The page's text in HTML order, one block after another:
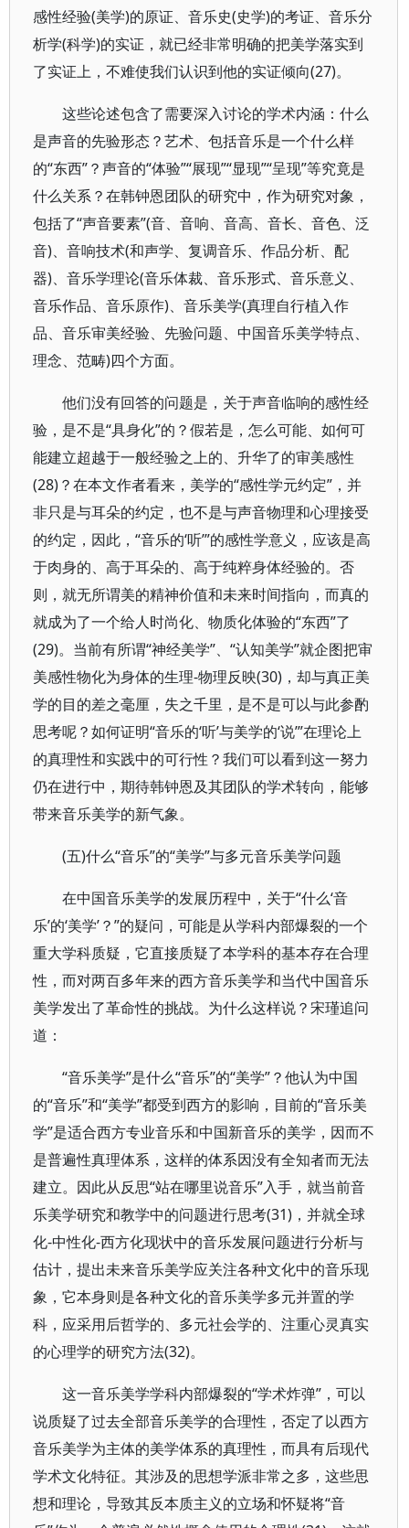
感性经验(美学)的原证、音乐史(史学)的考证、音乐分
析学(科学)的实证，就已经非常明确的把美学落实到
了实证上，不难使我们认识到他的实证倾向(27)。
这些论述包含了需要深入讨论的学术内涵：什么
是声音的先验形态？艺术、包括音乐是一个什么样
的“东西”？声音的“体验”“展现”“显现”“呈现”等究竟是
什么关系？在韩钟恩团队的研究中，作为研究对象，
包括了“声音要素”(音、音响、音高、音长、音色、泛
音)、音响技术(和声学、复调音乐、作品分析、配
器)、音乐学理论(音乐体裁、音乐形式、音乐意义、
音乐作品、音乐原作)、音乐美学(真理自行植入作
品、音乐审美经验、先验问题、中国音乐美学特点、
理念、范畴)四个方面。
他们没有回答的问题是，关于声音临响的感性经
验，是不是“具身化”的？假若是，怎么可能、如何可
能建立超越于一般经验之上的、升华了的审美感性
(28)？在本文作者看来，美学的“感性学元约定”，并
非只是与耳朵的约定，也不是与声音物理和心理接受
的约定，因此，“音乐的‘听’”的感性学意义，应该是高
于肉身的、高于耳朵的、高于纯粹身体经验的。否
则，就无所谓美的精神价值和未来时间指向，而真的
就成为了一个给人时尚化、物质化体验的“东西”了
(29)。当前有所谓“神经美学”、“认知美学”就企图把审
美感性物化为身体的生理-物理反映(30)，却与真正美
学的目的差之毫厘，失之千里，是不是可以与此参酌
思考呢？如何证明“音乐的‘听’与美学的‘说’”在理论上
的真理性和实践中的可行性？我们可以看到这一努力
仍在进行中，期待韩钟恩及其团队的学术转向，能够
带来音乐美学的新气象。
(五)什么“音乐”的“美学”与多元音乐美学问题
在中国音乐美学的发展历程中，关于“什么‘音
乐’的‘美学’？”的疑问，可能是从学科内部爆裂的一个
重大学科质疑，它直接质疑了本学科的基本存在合理
性，而对两百多年来的西方音乐美学和当代中国音乐
美学发出了革命性的挑战。为什么这样说？宋瑾追问
道：
“音乐美学”是什么“音乐”的“美学”？他认为中国
的“音乐”和“美学”都受到西方的影响，目前的“音乐美
学”是适合西方专业音乐和中国新音乐的美学，因而不
是普遍性真理体系，这样的体系因没有全知者而无法
建立。因此从反思“站在哪里说音乐”入手，就当前音
乐美学研究和教学中的问题进行思考(31)，并就全球
化-中性化-西方化现状中的音乐发展问题进行分析与
估计，提出未来音乐美学应关注各种文化中的音乐现
象，它本身则是各种文化的音乐美学多元并置的学
科，应采用后哲学的、多元社会学的、注重心灵真实
的心理学的研究方法(32)。
这一音乐美学学科内部爆裂的“学术炸弹”，可以
说质疑了过去全部音乐美学的合理性，否定了以西方
音乐美学为主体的美学体系的真理性，而具有后现代
学术文化特征。其涉及的思想学派非常之多，这些思
想和理论，导致其反本质主义的立场和怀疑将“音